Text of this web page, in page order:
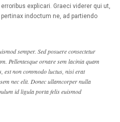
explicari. Graeci viderer qui ut,
indoctum ne, ad partiendo
semper. Sed posuere consectetur
Pellentesque ornare sem lacinia quam
est non commodo luctus, nisi erat
nec elit. Donec ullamcorper nulla
id ligula porta felis euismod